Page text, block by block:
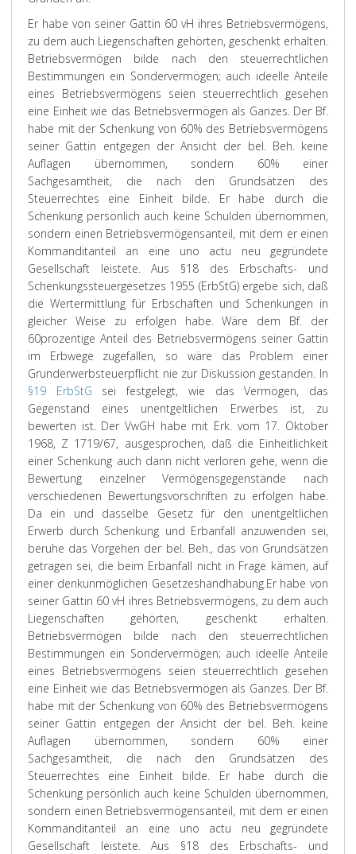
Er habe von seiner Gattin 60 vH ihres Betriebsvermögens,
zu dem auch Liegenschaften gehörten, geschenkt erhalten.
Betriebsvermögen bilde nach den steuerrechtlichen
Bestimmungen ein Sondervermögen; auch ideelle Anteile
eines Betriebsvermögens seien steuerrechtlich gesehen
eine Einheit wie das Betriebsvermögen als Ganzes. Der Bf.
habe mit der Schenkung von 60% des Betriebsvermögens
seiner Gattin entgegen der Ansicht der bel. Beh. keine
Auflagen übernommen, sondern 60% einer
Sachgesamtheit, die nach den Grundsätzen des
Steuerrechtes eine Einheit bilde. Er habe durch die
Schenkung persönlich auch keine Schulden übernommen,
sondern einen Betriebsvermögensanteil, mit dem er einen
Kommanditanteil an eine uno actu neu gegründete
Gesellschaft leistete. Aus §18 des Erbschafts- und
Schenkungssteuergesetzes 1955 (ErbStG) ergebe sich, daß
die Wertermittlung für Erbschaften und Schenkungen in
gleicher Weise zu erfolgen habe. Wäre dem Bf. der
60prozentige Anteil des Betriebsvermögens seiner Gattin
im Erbwege zugefallen, so wäre das Problem einer
Grunderwerbsteuerpflicht nie zur Diskussion gestanden. In
§19 ErbStG sei festgelegt, wie das Vermögen, das
Gegenstand eines unentgeltlichen Erwerbes ist, zu
bewerten ist. Der VwGH habe mit Erk. vom 17. Oktober
1968, Z 1719/67, ausgesprochen, daß die Einheitlichkeit
einer Schenkung auch dann nicht verloren gehe, wenn die
Bewertung einzelner Vermögensgegenstände nach
verschiedenen Bewertungsvorschriften zu erfolgen habe.
Da ein und dasselbe Gesetz für den unentgeltlichen
Erwerb durch Schenkung und Erbanfall anzuwenden sei,
beruhe das Vorgehen der bel. Beh., das von Grundsätzen
getragen sei, die beim Erbanfall nicht in Frage kämen, auf
einer denkunmöglichen Gesetzeshandhabung.Er habe von
seiner Gattin 60 vH ihres Betriebsvermögens, zu dem auch
Liegenschaften gehörten, geschenkt erhalten.
Betriebsvermögen bilde nach den steuerrechtlichen
Bestimmungen ein Sondervermögen; auch ideelle Anteile
eines Betriebsvermögens seien steuerrechtlich gesehen
eine Einheit wie das Betriebsvermögen als Ganzes. Der Bf.
habe mit der Schenkung von 60% des Betriebsvermögens
seiner Gattin entgegen der Ansicht der bel. Beh. keine
Auflagen übernommen, sondern 60% einer
Sachgesamtheit, die nach den Grundsätzen des
Steuerrechtes eine Einheit bilde. Er habe durch die
Schenkung persönlich auch keine Schulden übernommen,
sondern einen Betriebsvermögensanteil, mit dem er einen
Kommanditanteil an eine uno actu neu gegründete
Gesellschaft leistete. Aus §18 des Erbschafts- und